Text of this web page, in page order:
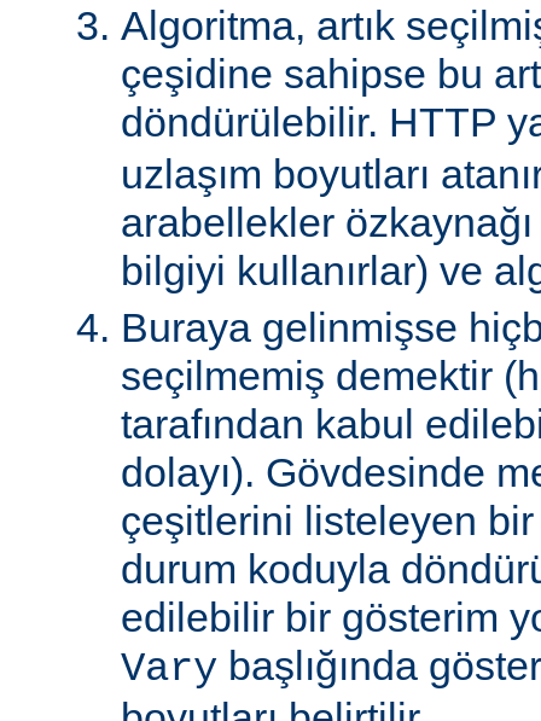
Algoritma, artık
çeşidine sahipse bu
döndürülebilir. HTTP
uzlaşım boyutları
arabellekler
bilgiyi kullanırlar) ve
Buraya gelinmişse
seçilmemiş demektir
tarafından kabul
dolayı). Gövdesinde
çeşitlerini listeleyen
durum koduyla
edilebilir bir gösterim
Vary başlığında